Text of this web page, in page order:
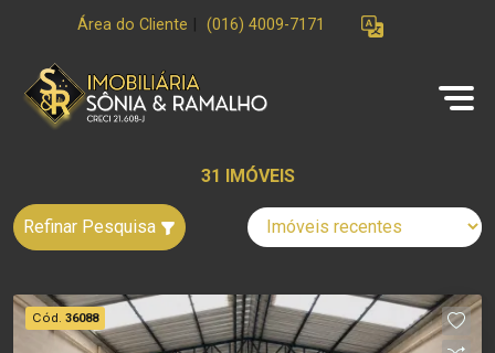
Área do Cliente (016) 4009-7171
31 IMÓVEIS
Refinar Pesquisa
Cód. 36088